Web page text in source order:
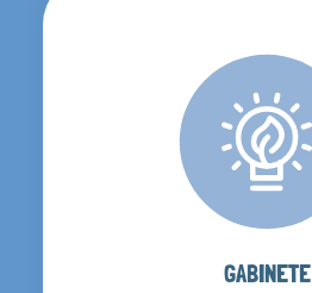
GABINETE